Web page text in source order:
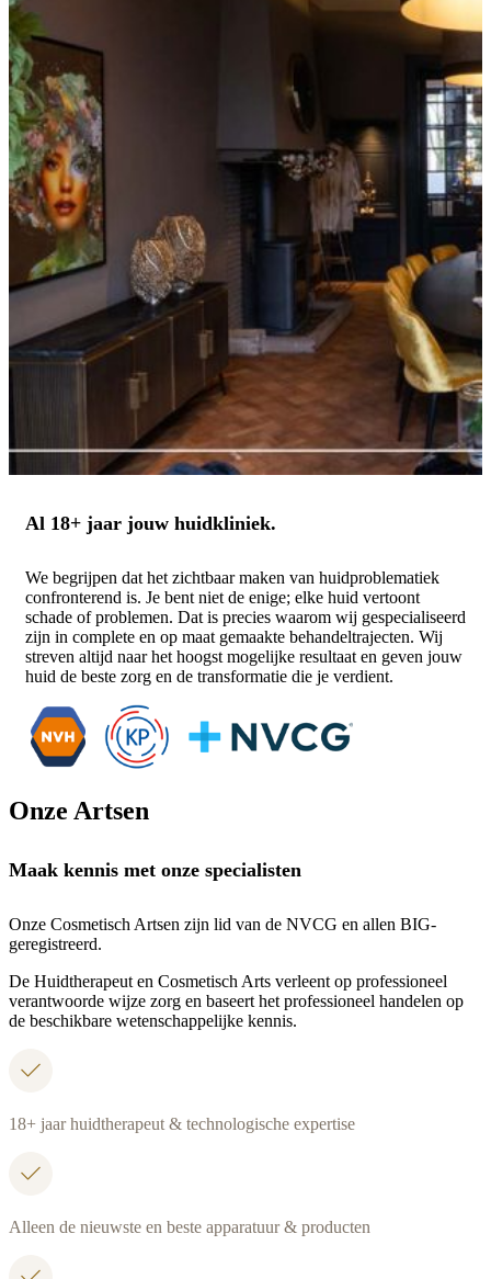
Al 18+ jaar jouw huidkliniek.
We begrijpen dat het zichtbaar maken van huidproblematiek
confronterend is. Je bent niet de enige; elke huid vertoont
schade of problemen. Dat is precies waarom wij gespecialiseerd
zijn in complete en op maat gemaakte behandeltrajecten. Wij
streven altijd naar het hoogst mogelijke resultaat en geven jouw
huid de beste zorg en de transformatie die je verdient.
Onze Artsen
Maak kennis met onze specialisten
Onze Cosmetisch Artsen zijn lid van de NVCG en allen BIG-
geregistreerd.
De Huidtherapeut en Cosmetisch Arts verleent op professioneel
verantwoorde wijze zorg en baseert het professioneel handelen op
de beschikbare wetenschappelijke kennis.
18+ jaar huidtherapeut & technologische expertise
Alleen de nieuwste en beste apparatuur & producten